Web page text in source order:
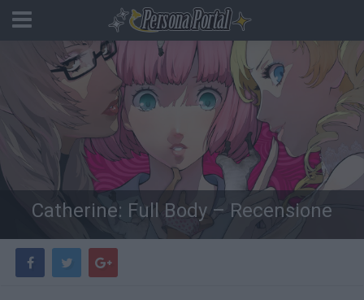
Catherine: Full Body – Recensione